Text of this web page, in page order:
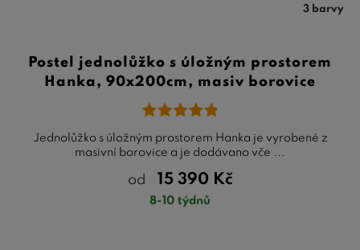
3 barvy
Postel jednolůžko s úložným prostorem
Hanka, 90x200cm, masiv borovice
Jednolůžko s úložným prostorem Hanka je vyrobené z
masivní borovice a je dodávano vče ...
od 15 390 Kč
8-10 týdnů